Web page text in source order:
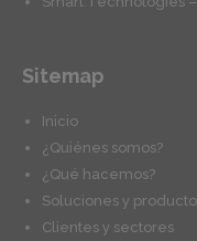
Sitemap
Inicio
¿Quiénes somos?
¿Qué hacemos?
Soluciones y
Clientes y sectores